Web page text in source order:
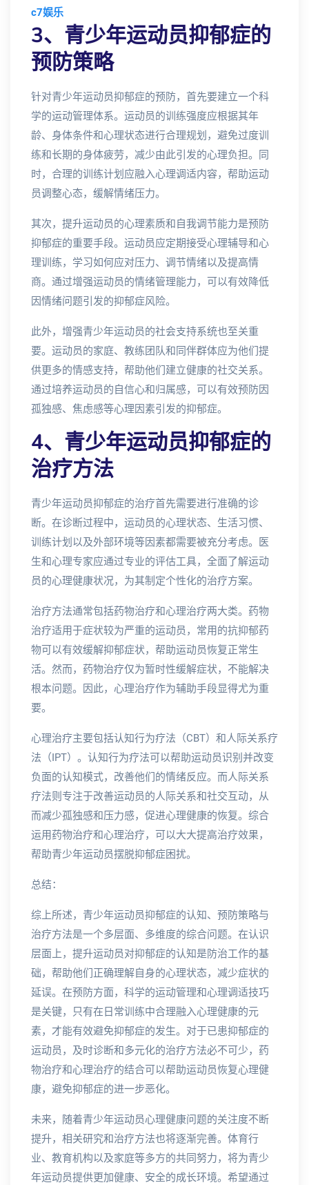
c7娱乐
3、青少年运动员抑郁症的
预防策略
针对青少年运动员抑郁症的预防，首先要建立一个科
学的运动管理体系。运动员的训练强度应根据其年
龄、身体条件和心理状态进行合理规划，避免过度训
练和长期的身体疲劳，减少由此引发的心理负担。同
时，合理的训练计划应融入心理调适内容，帮助运动
员调整心态，缓解情绪压力。
其次，提升运动员的心理素质和自我调节能力是预防
抑郁症的重要手段。运动员应定期接受心理辅导和心
理训练，学习如何应对压力、调节情绪以及提高情
商。通过增强运动员的情绪管理能力，可以有效降低
因情绪问题引发的抑郁症风险。
此外，增强青少年运动员的社会支持系统也至关重
要。运动员的家庭、教练团队和同伴群体应为他们提
供更多的情感支持，帮助他们建立健康的社交关系。
通过培养运动员的自信心和归属感，可以有效预防因
孤独感、焦虑感等心理因素引发的抑郁症。
4、青少年运动员抑郁症的
治疗方法
青少年运动员抑郁症的治疗首先需要进行准确的诊
断。在诊断过程中，运动员的心理状态、生活习惯、
训练计划以及外部环境等因素都需要被充分考虑。医
生和心理专家应通过专业的评估工具，全面了解运动
员的心理健康状况，为其制定个性化的治疗方案。
治疗方法通常包括药物治疗和心理治疗两大类。药物
治疗适用于症状较为严重的运动员，常用的抗抑郁药
物可以有效缓解抑郁症状，帮助运动员恢复正常生
活。然而，药物治疗仅为暂时性缓解症状，不能解决
根本问题。因此，心理治疗作为辅助手段显得尤为重
要。
心理治疗主要包括认知行为疗法（CBT）和人际关系疗
法（IPT）。认知行为疗法可以帮助运动员识别并改变
负面的认知模式，改善他们的情绪反应。而人际关系
疗法则专注于改善运动员的人际关系和社交互动，从
而减少孤独感和压力感，促进心理健康的恢复。综合
运用药物治疗和心理治疗，可以大大提高治疗效果，
帮助青少年运动员摆脱抑郁症困扰。
总结：
综上所述，青少年运动员抑郁症的认知、预防策略与
治疗方法是一个多层面、多维度的综合问题。在认识
层面上，提升运动员对抑郁症的认知是防治工作的基
础，帮助他们正确理解自身的心理状态，减少症状的
延误。在预防方面，科学的运动管理和心理调适技巧
是关键，只有在日常训练中合理融入心理健康的元
素，才能有效避免抑郁症的发生。对于已患抑郁症的
运动员，及时诊断和多元化的治疗方法必不可少，药
物治疗和心理治疗的结合可以帮助运动员恢复心理健
康，避免抑郁症的进一步恶化。
未来，随着青少年运动员心理健康问题的关注度不断
提升，相关研究和治疗方法也将逐渐完善。体育行
业、教育机构以及家庭等多方的共同努力，将为青少
年运动员提供更加健康、安全的成长环境。希望通过